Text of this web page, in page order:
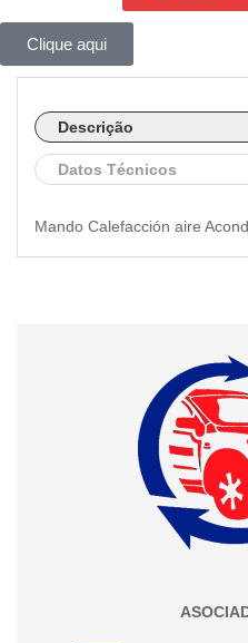
Clique aqui
Descrição
Datos Técnicos
Mando Calefacción aire